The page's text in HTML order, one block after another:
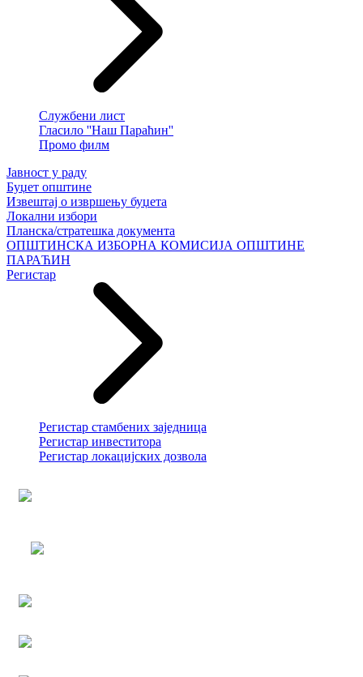
Службени лист
Гласило ''Наш Параћин''
Промо филм
Јавност у раду
Буџет општине
Извештај о извршењу буџета
Локални избори
Планска/стратешка документа
ОПШТИНСКА ИЗБОРНА КОМИСИЈА ОПШТИНЕ
ПАРАЋИН
Регистар
Регистар стамбених заједница
Регистар инвеститора
Регистар локацијских дозвола